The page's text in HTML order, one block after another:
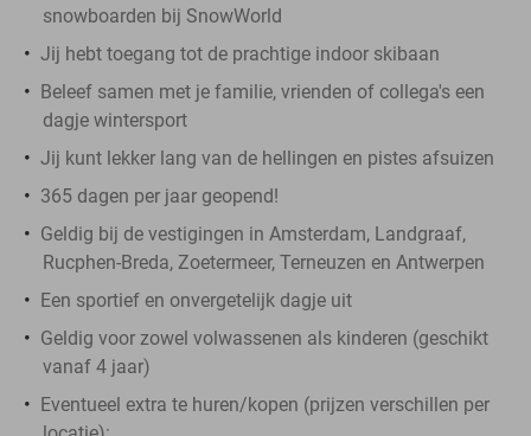
snowboarden bij SnowWorld
Jij hebt toegang tot de prachtige indoor skibaan
Beleef samen met je familie, vrienden of collega's een
dagje wintersport
Jij kunt lekker lang van de hellingen en pistes afsuizen
365 dagen per jaar geopend!
Geldig bij de vestigingen in Amsterdam, Landgraaf,
Rucphen-Breda, Zoetermeer, Terneuzen en Antwerpen
Een sportief en onvergetelijk dagje uit
Geldig voor zowel volwassenen als kinderen (geschikt
vanaf 4 jaar)
Eventueel extra te huren/kopen (prijzen verschillen per